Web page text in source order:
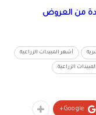
من العروض
أشهر المبيدات الزراعية
الزراعية
Google+